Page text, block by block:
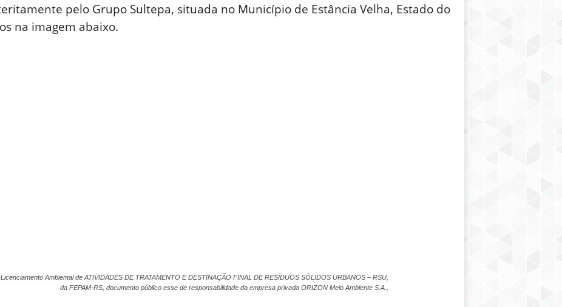
pelo Grupo Sultepa, situada no Município de Estância Velha, Estado do
na imagem abaixo.
Ambiental de ATIVIDADES DE TRATAMENTO E DESTINAÇÃO FINAL DE RESÍDUOS SÓLIDOS URBANOS – RSU,
da FEPAM-RS, documento público esse de responsabilidade da empresa privada ORIZON Meio Ambiente S.A.,